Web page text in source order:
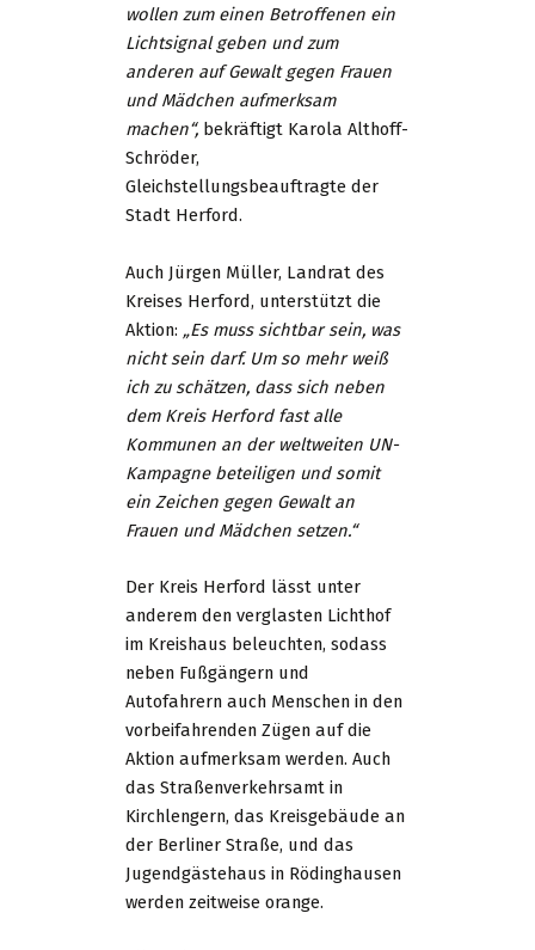
wollen zum einen Betroffenen ein
Lichtsignal geben und zum
anderen auf Gewalt gegen Frauen
und Mädchen aufmerksam
machen“, bekräftigt Karola Althoff-
Schröder,
Gleichstellungsbeauftragte der
Stadt Herford.
Auch Jürgen Müller, Landrat des
Kreises Herford, unterstützt die
Aktion: „Es muss sichtbar sein, was
nicht sein darf. Um so mehr weiß
ich zu schätzen, dass sich neben
dem Kreis Herford fast alle
Kommunen an der weltweiten UN-
Kampagne beteiligen und somit
ein Zeichen gegen Gewalt an
Frauen und Mädchen setzen.“
Der Kreis Herford lässt unter
anderem den verglasten Lichthof
im Kreishaus beleuchten, sodass
neben Fußgängern und
Autofahrern auch Menschen in den
vorbeifahrenden Zügen auf die
Aktion aufmerksam werden. Auch
das Straßenverkehrsamt in
Kirchlengern, das Kreisgebäude an
der Berliner Straße, und das
Jugendgästehaus in Rödinghausen
werden zeitweise orange.